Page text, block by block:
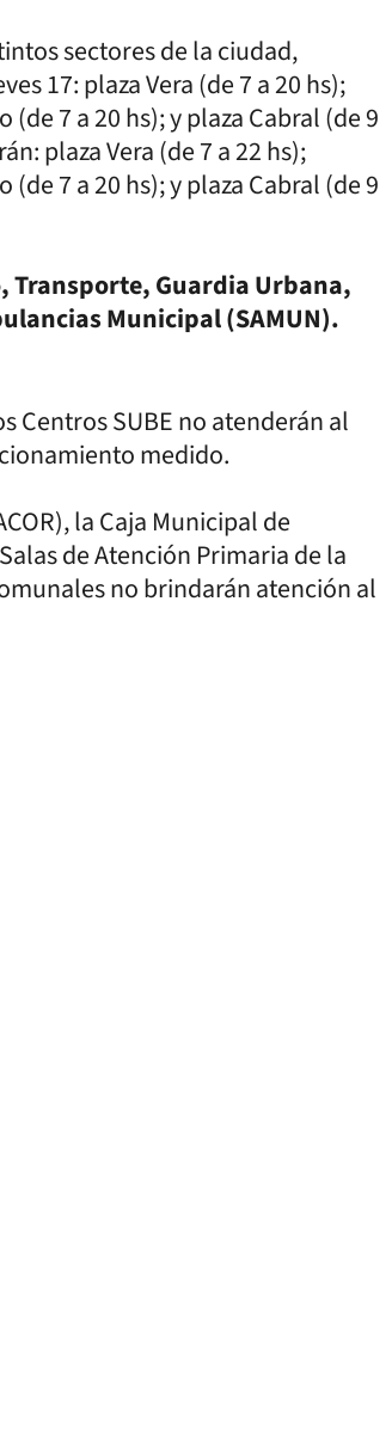
sectores de la ciudad,
17: plaza Vera (de 7 a 20 hs);
7 a 20 hs); y plaza Cabral (de 9
plaza Vera (de 7 a 22 hs);
7 a 20 hs); y plaza Cabral (de 9
Transporte, Guardia Urbana,
Municipal (SAMUN).
Centros SUBE no atenderán al
medido.
la Caja Municipal de
de Atención Primaria de la
no brindarán atención al